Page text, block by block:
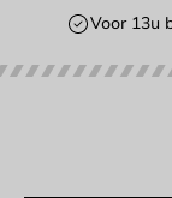
Voor 13u